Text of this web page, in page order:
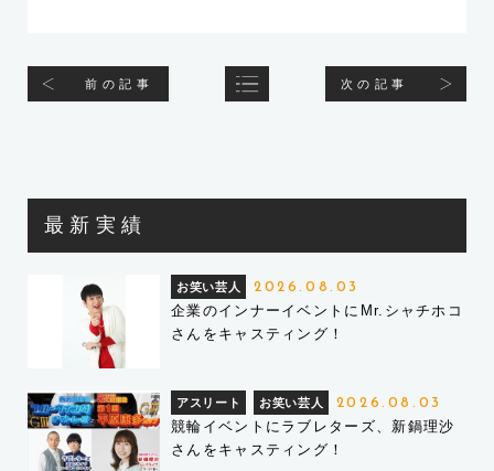
前の記事 次の記事
最新実績
お笑い芸人 2026.08.03
企業のインナーイベントにMr.シャチホコ
さんをキャスティング！
アスリート お笑い芸人 2026.08.03
競輪イベントにラブレターズ、新鍋理沙
さんをキャスティング！